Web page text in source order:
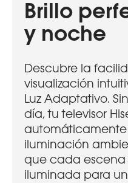
Brillo
y noche
Descubre la
visualización
Luz Adaptativo.
día, tu televisor
iluminación
que cada
iluminada para